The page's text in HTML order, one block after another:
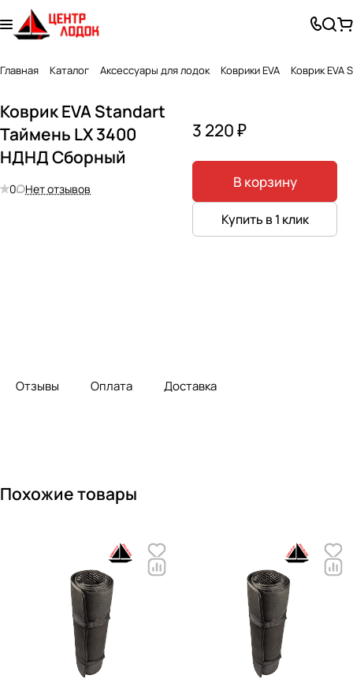
Главная Каталог Аксессуары для лодок Коврики EVA Коврик
Коврик EVA Standart
Таймень LX 3400
НДНД Сборный
0 Нет отзывов
3 220 ₽
В корзину
Купить в 1 клик
Отзывы Оплата Доставка
Похожие товары